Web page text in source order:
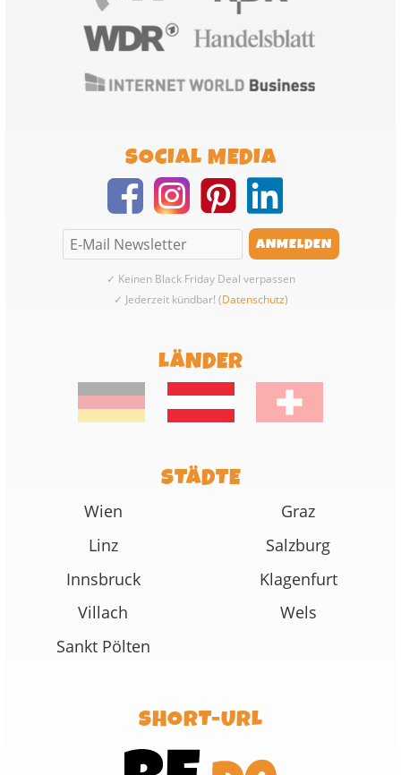
SOCIAL MEDIA
✓ Keinen Black Friday Deal verpassen
✓ Jederzeit kündbar! (Datenschutz)
LÄNDER
STÄDTE
Wien
Graz
Linz
Salzburg
Innsbruck
Klagenfurt
Villach
Wels
Sankt Pölten
SHORT-URL